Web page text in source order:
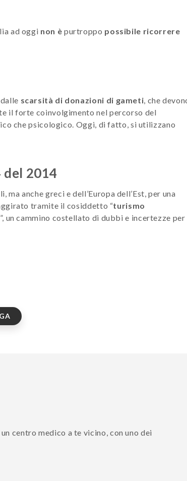
ad oggi non è purtroppo possibile ricorrere
scarsità di donazioni di gameti, che
il forte coinvolgimento nel percorso del
che psicologico. Oggi, di fatto, si utilizzano
2014
ma anche greci e dell’Europa dell’Est, per una
tramite il cosiddetto “turismo
un cammino costellato di dubbi e incertezze per
centro medico a te vicino, con uno dei